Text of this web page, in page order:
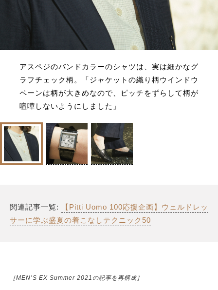
アスペジのバンドカラーのシャツは、実は細かなグ
ラフチェック柄。「ジャケットの織り柄ウインドウ
ペーンは柄が大きめなので、ピッチをずらして柄が
喧嘩しないようにしました」
関連記事一覧:
【Pitti Uomo 100応援企画】ウェルドレッ
サーに学ぶ盛夏の着こなしテクニック50
［MEN’S EX Summer 2021の記事を再構成］